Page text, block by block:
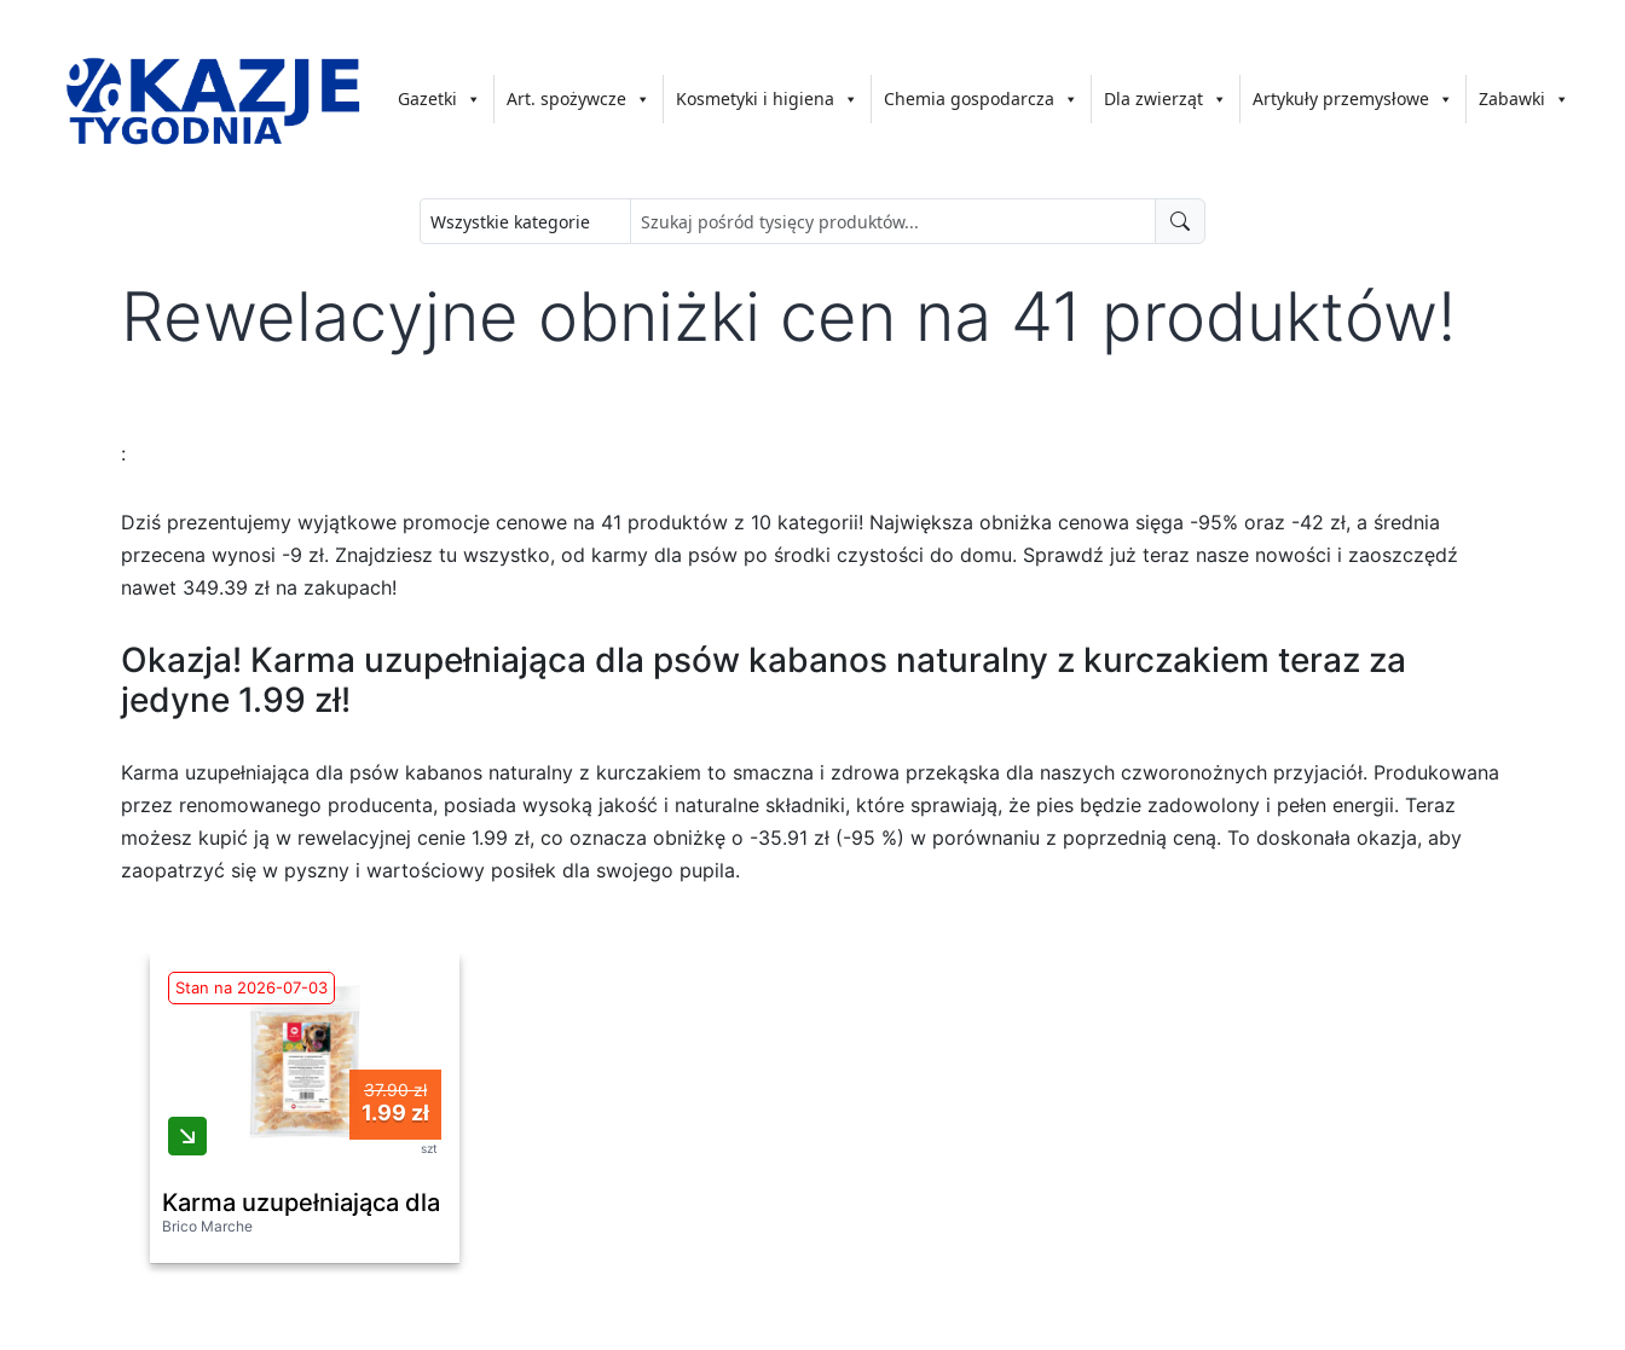
Gazetki Art. spożywcze Kosmetyki i higiena Chemia gospodarcza Dla zwierząt Artykuły przemysłowe Zabawki
Rewelacyjne obniżki cen na 41 produktów!
:
Dziś prezentujemy wyjątkowe promocje cenowe na 41 produktów z 10 kategorii! Największa obniżka cenowa sięga -95% oraz -42 zł, a średnia
przecena wynosi -9 zł. Znajdziesz tu wszystko, od karmy dla psów po środki czystości do domu. Sprawdź już teraz nasze nowości i zaoszczędź
nawet 349.39 zł na zakupach!
Okazja! Karma uzupełniająca dla psów kabanos naturalny z kurczakiem teraz za
jedyne 1.99 zł!
Karma uzupełniająca dla psów kabanos naturalny z kurczakiem to smaczna i zdrowa przekąska dla naszych czworonożnych przyjaciół. Produkowana
przez renomowanego producenta, posiada wysoką jakość i naturalne składniki, które sprawiają, że pies będzie zadowolony i pełen energii. Teraz
możesz kupić ją w rewelacyjnej cenie 1.99 zł, co oznacza obniżkę o -35.91 zł (-95 %) w porównaniu z poprzednią ceną. To doskonała okazja, aby
zaopatrzyć się w pyszny i wartościowy posiłek dla swojego pupila.
Stan na 2026-07-03
37.90 zł
1.99 zł
szt
Karma uzupełniająca dla psów kabanos naturalny z kurczakiem 500 g Maced
Brico Marche